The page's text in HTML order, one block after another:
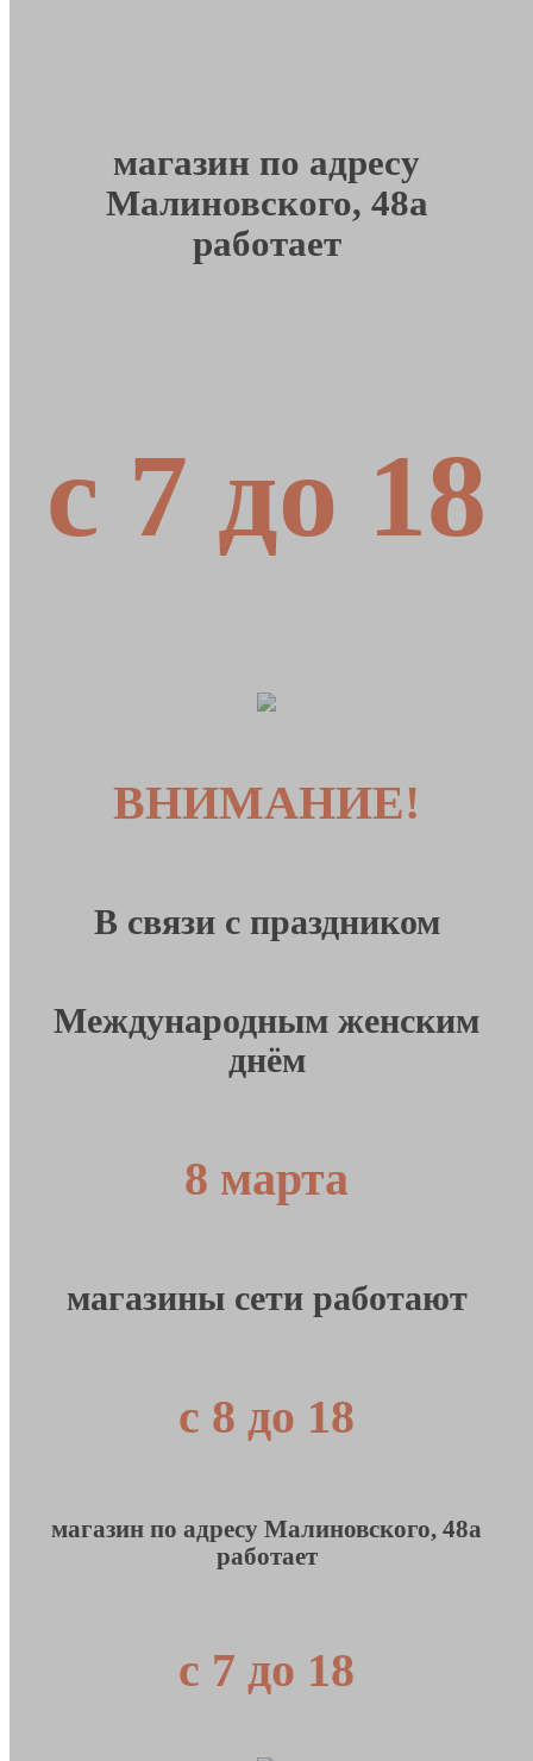
магазин по адресу
Малиновского, 48а
работает
с 7 до 18
ВНИМАНИЕ!
В связи с праздником
Международным женским
днём
8 марта
магазины сети работают
с 8 до 18
магазин по адресу Малиновского, 48а
работает
с 7 до 18